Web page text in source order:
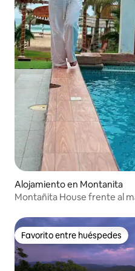
Alojamiento en Montanita
Montañita House frente al
Favorito entre huéspedes
Favorito entre huéspedes